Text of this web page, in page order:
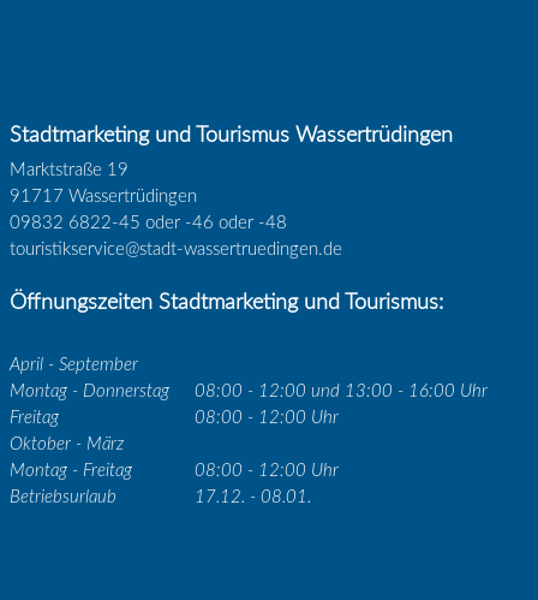
Stadtmarketing und Tourismus Wassertrüdingen
Marktstraße 19
91717 Wassertrüdingen
09832 6822-45 oder -46 oder -48
touristikservice@stadt-wassertruedingen.de
Öffnungszeiten Stadtmarketing und Tourismus:
April - September
Montag - Donnerstag
08:00 - 12:00 und 13:00 - 16:00 Uhr
Freitag
08:00 - 12:00 Uhr
Oktober - März
Montag - Freitag
08:00 - 12:00 Uhr
Betriebsurlaub
17.12. - 08.01.